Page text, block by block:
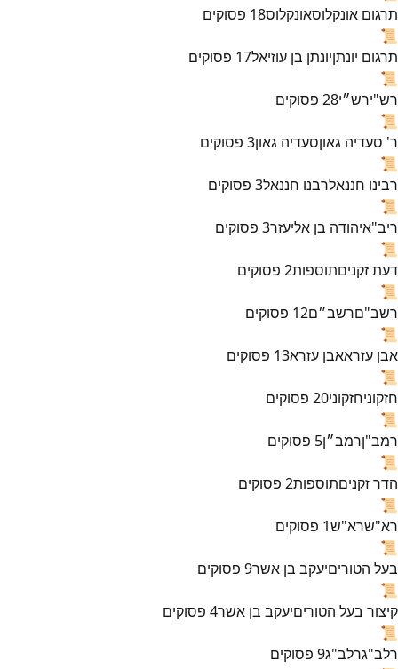
תרגום אונקלוסאונקלוס18 פסוקים
📜
תרגום יונתןיונתן בן עוזיאל17 פסוקים
📜
רש"ירש״י28 פסוקים
📜
ר' סעדיה גאוןסעדיה גאון3 פסוקים
📜
רבינו חננאלרבנו חננאל3 פסוקים
📜
ריב"איהודה בן אליעזר3 פסוקים
📜
דעת זקניםתוספות2 פסוקים
📜
רשב"םרשב״ם12 פסוקים
📜
אבן עזראאבן עזרא13 פסוקים
📜
חזקוניחזקוני20 פסוקים
📜
רמב"ןרמב״ן5 פסוקים
📜
הדר זקניםתוספות2 פסוקים
📜
רא"שרא"ש1 פסוקים
📜
בעל הטוריםיעקב בן אשר9 פסוקים
📜
קיצור בעל הטוריםיעקב בן אשר4 פסוקים
📜
רלב"גרלב"ג9 פסוקים